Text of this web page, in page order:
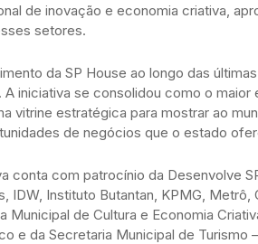
de inovação e economia criativa,
setores.
da SP House ao longo das
A iniciativa se consolidou como o
vitrine estratégica para mostrar ao
de negócios que o estado
conta com patrocínio da Desenvolve
IDW, Instituto Butantan, KPMG,
Municipal de Cultura e Economia
e da Secretaria Municipal de